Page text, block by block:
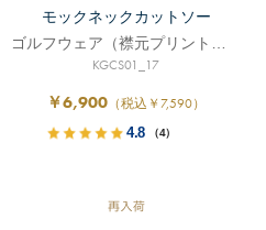
モックネックカットソー
KGCS01_17
￥6,900 （税込￥7,590）
4.8 （4）